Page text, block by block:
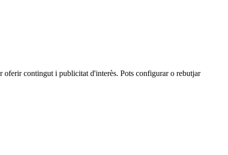
oferir contingut i publicitat d'interès. Pots configurar o rebutjar